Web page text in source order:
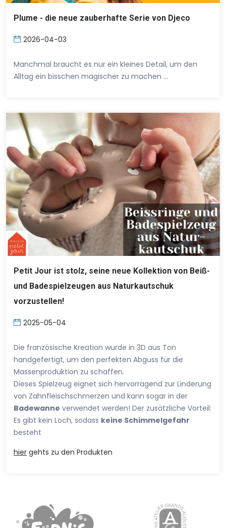
Plume - die neue zauberhafte Serie von Djeco
2026-04-03
Manchmal braucht es nur ein kleines Detail, um den
Alltag ein bisschen magischer zu machen …
Petit Jour ist stolz, seine neue Kollektion von Beiß-
und Badespielzeugen aus Naturkautschuk
vorzustellen!
2025-05-04
Die französische Kreation wurde in 3D aus Ton
handgefertigt, um den perfekten Abguss für die
Massenproduktion zu schaffen.
Dieses Spielzeug eignet sich hervorragend zur Linderung
von Zahnfleischschmerzen und kann sogar in der
Badewanne verwendet werden! Der zusätzliche Vorteil:
Es gibt kein Loch, sodass keine Schimmelgefahr
besteht
hier gehts zu den Produkten